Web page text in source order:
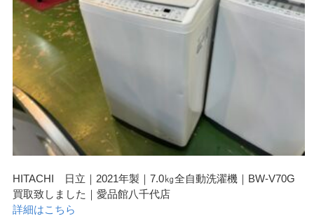
HITACHI 日立｜2021年製｜7.0㎏全自動洗濯機｜BW-V70G
買取致しました｜愛品館八千代店
詳細はこちら